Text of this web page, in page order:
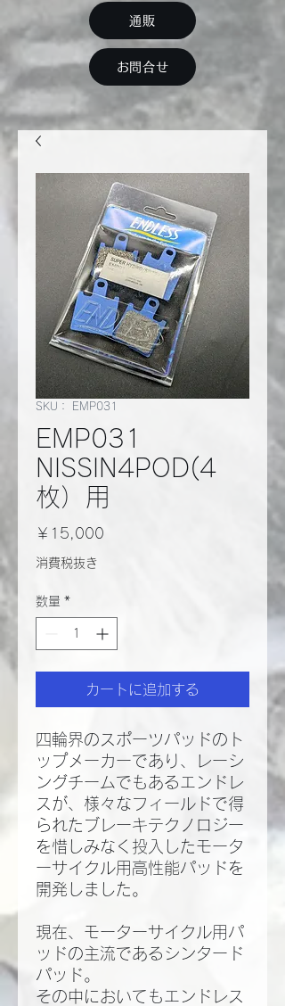
通販
お問合せ
SKU： EMP031
EMP031
NISSIN4POD(4
枚）用
￥15,000
消費税抜き
数量 *
カートに追加する
四輪界のスポーツパッドのト
ップメーカーであり、レーシ
ングチームでもあるエンドレ
スが、様々なフィールドで得
られたブレーキテクノロジー
を惜しみなく投入したモータ
ーサイクル用高性能パッドを
開発しました。
現在、モーターサイクル用パ
ッドの主流であるシンタード
パッド。
その中においてもエンドレス